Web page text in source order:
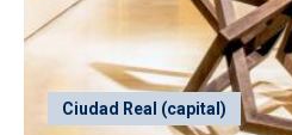
Ciudad Real (capital)